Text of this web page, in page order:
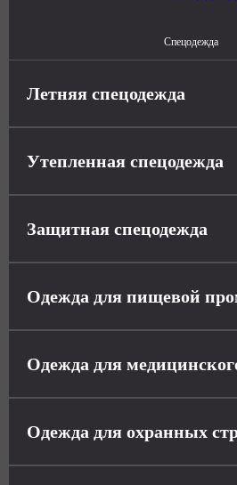
Спецодежда
Летняя спецодежда
Утепленная спецодежда
Защитная спецодежда
Одежда для пищевой
Одежда для
Одежда для охранных